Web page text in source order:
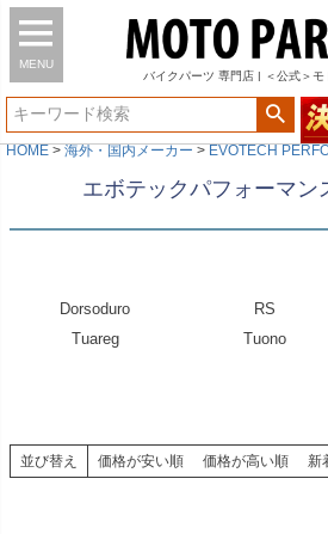
MENU
バイク パーツ 専門店 | ＜公式＞モ
HOME 海外・国内メーカー EVOTECH
エボテックパフォーマン
Dorsoduro RS
Tuareg
Tuono
並び替え 価格が安い順 価格が高い順 新